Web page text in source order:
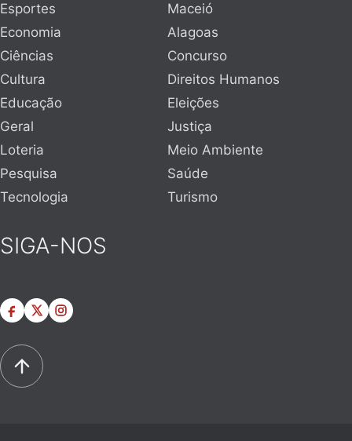
Esportes
Maceió
Economia
Alagoas
Ciências
Concurso
Cultura
Direitos Humanos
Educação
Eleições
Geral
Justiça
Loteria
Meio Ambiente
Pesquisa
Saúde
Tecnologia
Turismo
SIGA-NOS